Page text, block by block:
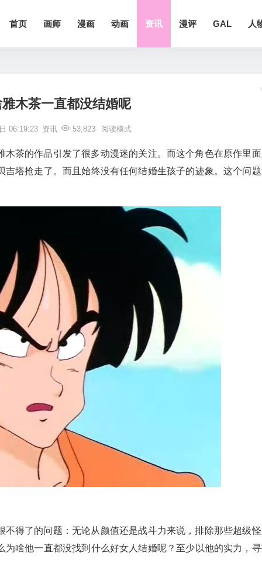
首页 画师 漫画 动画 资讯 漫评 GAL 人
雅木茶一直都没结婚呢
06:19:23 资讯 53,823 阅读模式
茶的作品引发了很多动漫迷的关注。而这个角色在原作里面
塔抢走了。而且始终没有任何结婚生孩子的迹象。这个问
得了的问题：无论从颜值还是战斗力来说，排除那些超级怪
啥他一直都没找到什么好女人结婚呢？至少以他的实力，